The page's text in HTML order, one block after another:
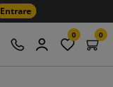
Entrare
0 0